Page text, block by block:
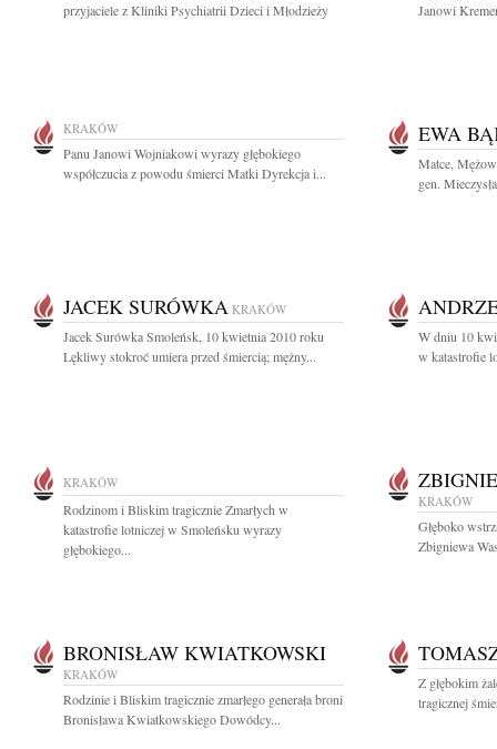
przyjaciele z Kliniki Psychiatrii Dzieci i Młodzieży
Janowi
KRAKÓW
Panu Janowi Wojniakowi wyrazy głębokiego
współczucia z powodu śmierci Matki Dyrekcja i...
EWA
Matce,
gen.
JACEK SURÓWKA KRAKÓW
Jacek Surówka Smoleńsk, 10 kwietnia 2010 roku
Lękliwy stokroć umiera przed śmiercią; mężny...
W dniu 10
w katastrofie
KRAKÓW
Rodzinom i Bliskim tragicznie Zmarłych w
katastrofie lotniczej w Smoleńsku wyrazy
głębokiego...
KRAKÓW
Głęboko
Zbigniewa
BRONISŁAW KWIATKOWSKI
KRAKÓW
Rodzinie i Bliskim tragicznie zmarłego generała broni
Bronisława Kwiatkowskiego Dowódcy...
Z głębokim
tragicznej